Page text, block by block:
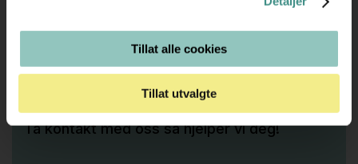
Tillat alle cookies
Tillat utvalgte
Ta kontakt med oss så hjelper vi deg!